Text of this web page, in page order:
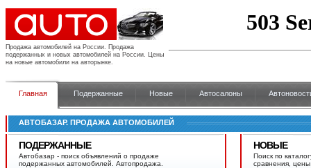
Продажа автомобилей на России. Продажа
подержанных и новых автомобилей на России. Цены
на новые автомобили на авторынке.
Главная Подержанные Новые Автосалоны
АВТОБАЗАР. ПРОДАЖА АВТОМОБИЛЕЙ
ПОДЕРЖАННЫЕ
Автобазар - поиск объявлений о продаже
подержанных автомобилей. Автопродажа.
НОВЫЕ
Поиск по
сравнения,